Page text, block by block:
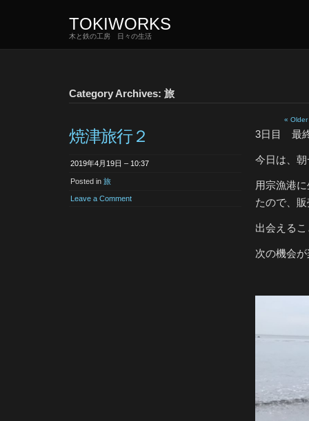
TOKIWORKS
木と鉄の工房 日々の生活
Category Archives: 旅
«
焼津旅行２
2019年4月19日 – 10:37
Posted in 旅
Leave a Comment
3日目 最
今日は、
用宗漁港
たので、
出会える
次の機会